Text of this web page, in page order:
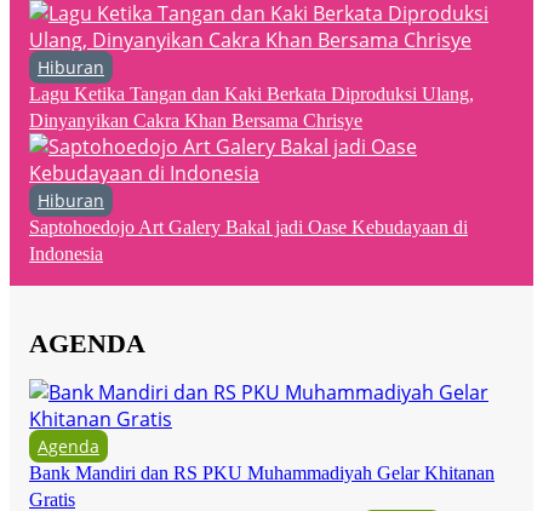
Hiburan
Lagu Ketika Tangan dan Kaki Berkata Diproduksi Ulang,
Dinyanyikan Cakra Khan Bersama Chrisye
Hiburan
Saptohoedojo Art Galery Bakal jadi Oase Kebudayaan di
Indonesia
AGENDA
Agenda
Bank Mandiri dan RS PKU Muhammadiyah Gelar Khitanan
Gratis